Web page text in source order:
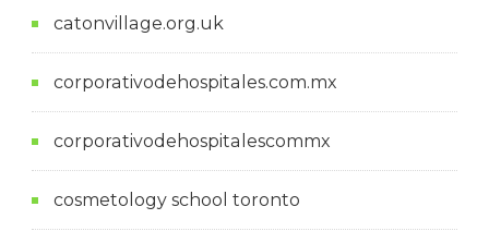
catonvillage.org.uk
corporativodehospitales.com.mx
corporativodehospitalescommx
cosmetology school toronto